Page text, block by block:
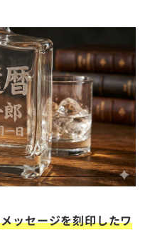
ッセージを刻印したワ